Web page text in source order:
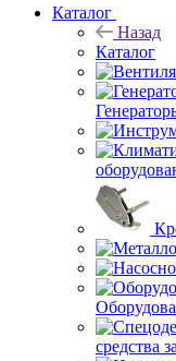
Каталог
Назад
Каталог
средства